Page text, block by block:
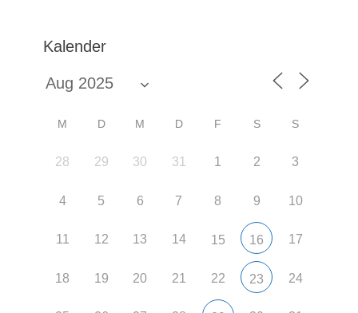
Kalender
M D M D F S S
28 29 30 31 1 2 3
4 5 6 7 8 9 10
11 12 13 14 15 16 17
18 19 20 21 22 23 24